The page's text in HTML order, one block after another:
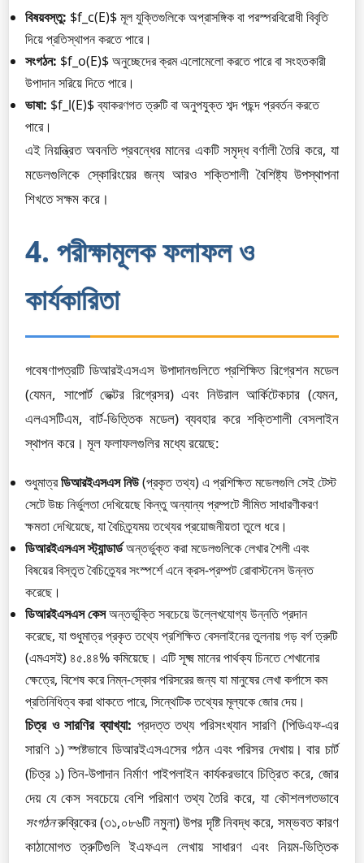
বিষয়বস্তু: $f_c(E)$ মূল যুক্তিগুলিকে অপ্রাসঙ্গিক বা পরস্পরবিরোধী বিবৃতি
দিয়ে প্রতিস্থাপন করতে পারে।
সংগঠন: $f_o(E)$ অনুচ্ছেদের ক্রম এলোমেলো করতে পারে বা সংহতকারী
উপাদান সরিয়ে দিতে পারে।
ভাষা: $f_l(E)$ ব্যাকরণগত ত্রুটি বা অনুপযুক্ত শব্দ পছন্দ প্রবর্তন করতে
পারে।
এই নিয়ন্ত্রিত অবনতি প্রবন্ধের মানের একটি সমৃদ্ধ বর্ণালী তৈরি করে, যা
মডেলগুলিকে স্কোরিংয়ের জন্য আরও শক্তিশালী বৈশিষ্ট্য উপস্থাপনা
শিখতে সক্ষম করে।
4. পরীক্ষামূলক ফলাফল ও
কার্যকারিতা
গবেষণাপত্রটি ডিআরইএসএস উপাদানগুলিতে প্রশিক্ষিত রিগ্রেশন মডেল
(যেমন, সাপোর্ট ভেক্টর রিগ্রেসর) এবং নিউরাল আর্কিটেকচার (যেমন,
এলএসটিএম, বার্ট-ভিত্তিক মডেল) ব্যবহার করে শক্তিশালী বেসলাইন
স্থাপন করে। মূল ফলাফলগুলির মধ্যে রয়েছে:
শুধুমাত্রডিআরইএসএস নিউ(প্রকৃত তথ্য) এ প্রশিক্ষিত মডেলগুলি সেই টেস্ট
সেটে উচ্চ নির্ভুলতা দেখিয়েছে কিন্তু অন্যান্য প্রম্পটে সীমিত সাধারণীকরণ
ক্ষমতা দেখিয়েছে, যা বৈচিত্র্যময় তথ্যের প্রয়োজনীয়তা তুলে ধরে।
ডিআরইএসএস স্ট্যান্ডার্ডঅন্তর্ভুক্ত করা মডেলগুলিকে লেখার শৈলী এবং
বিষয়ের বিস্তৃত বৈচিত্র্যের সংস্পর্শে এনে ক্রস-প্রম্পট রোবাস্টনেস উন্নত
করেছে।
ডিআরইএসএস কেসঅন্তর্ভুক্তি সবচেয়ে উল্লেখযোগ্য উন্নতি প্রদান
করেছে, যা শুধুমাত্র প্রকৃত তথ্যে প্রশিক্ষিত বেসলাইনের তুলনায় গড় বর্গ ত্রুটি
(এমএসই) ৪৫.৪৪% কমিয়েছে। এটি সূক্ষ্ম মানের পার্থক্য চিনতে শেখানোর
ক্ষেত্রে, বিশেষ করে নিম্ন-স্কোর পরিসরের জন্য যা মানুষের লেখা কর্পাসে কম
প্রতিনিধিত্ব করা থাকতে পারে, সিন্থেটিক তথ্যের মূল্যকে জোর দেয়।
চিত্র ও সারণির ব্যাখ্যা: প্রদত্ত তথ্য পরিসংখ্যান সারণি (পিডিএফ-এর
সারণি ১) স্পষ্টভাবে ডিআরইএসএসের গঠন এবং পরিসর দেখায়। বার চার্ট
(চিত্র ১) তিন-উপাদান নির্মাণ পাইপলাইন কার্যকরভাবে চিত্রিত করে, জোর
দেয় যে কেস সবচেয়ে বেশি পরিমাণ তথ্য তৈরি করে, যা কৌশলগতভাবে
সংগঠনরুব্রিকের (৩১,০৮৬টি নমুনা) উপর দৃষ্টি নিবদ্ধ করে, সম্ভবত কারণ
কাঠামোগত ত্রুটিগুলি ইএফএল লেখায় সাধারণ এবং নিয়ম-ভিত্তিক